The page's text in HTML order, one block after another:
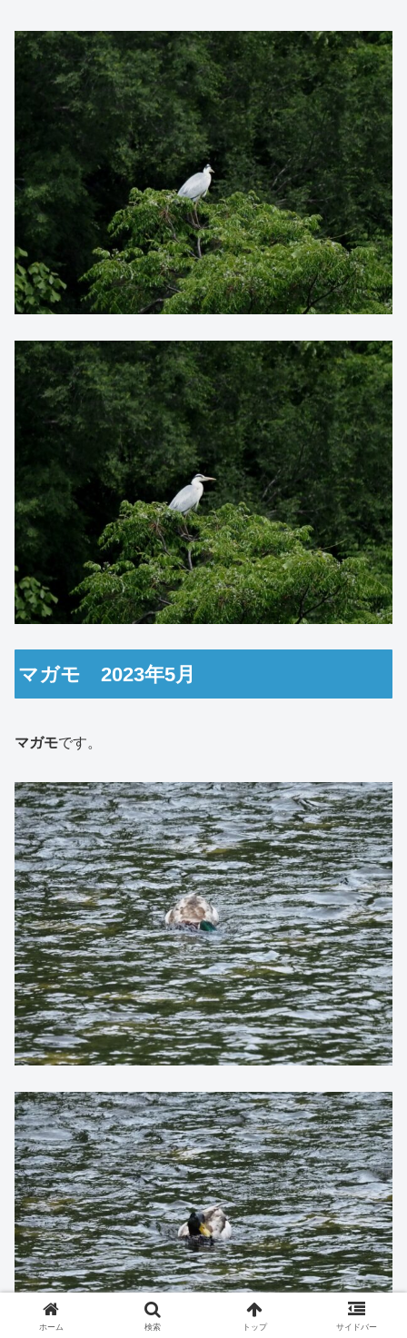
マガモ 2023年5月
マガモです。
ホーム 検索 トップ サイドバー